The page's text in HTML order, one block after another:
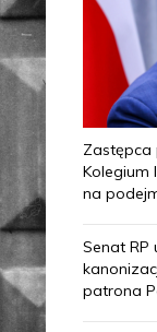
Zastępca
Kolegium
na
Senat RP
patrona